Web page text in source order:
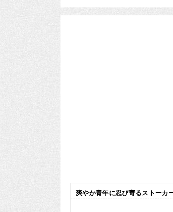
爽やか青年に忍び寄るストーカ